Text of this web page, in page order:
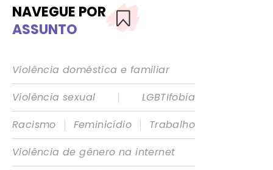
NAVEGUE POR
ASSUNTO
Violência doméstica e familiar
Violência sexual
|
LGBTIfobia
Racismo
| Feminicídio |
Trabalho
Violência de gênero na internet